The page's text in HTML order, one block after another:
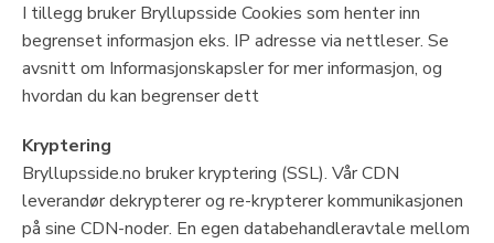
I tillegg bruker Bryllupsside Cookies som henter inn
begrenset informasjon eks. IP adresse via nettleser. Se
avsnitt om Informasjonskapsler for mer informasjon, og
hvordan du kan begrenser dett
Kryptering
Bryllupsside.no bruker kryptering (SSL). Vår CDN
leverandør dekrypterer og re-krypterer kommunikasjonen
på sine CDN-noder. En egen databehandleravtale mellom